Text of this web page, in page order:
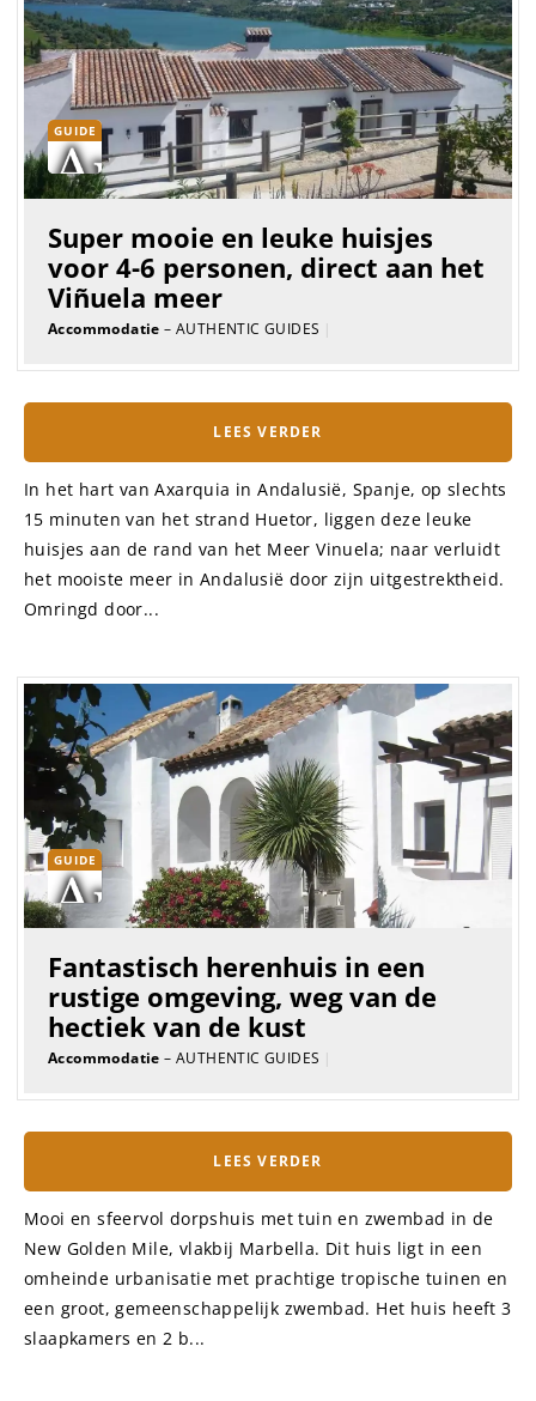
GUIDE
Super mooie en leuke huisjes
voor 4-6 personen, direct aan het
Viñuela meer
Accommodatie – AUTHENTIC GUIDES |
LEES VERDER
In het hart van Axarquia in Andalusië, Spanje, op slechts
15 minuten van het strand Huetor, liggen deze leuke
huisjes aan de rand van het Meer Vinuela; naar verluidt
het mooiste meer in Andalusië door zijn uitgestrektheid.
Omringd door...
GUIDE
Fantastisch herenhuis in een
rustige omgeving, weg van de
hectiek van de kust
Accommodatie – AUTHENTIC GUIDES |
LEES VERDER
Mooi en sfeervol dorpshuis met tuin en zwembad in de
New Golden Mile, vlakbij Marbella. Dit huis ligt in een
omheinde urbanisatie met prachtige tropische tuinen en
een groot, gemeenschappelijk zwembad. Het huis heeft 3
slaapkamers en 2 b...